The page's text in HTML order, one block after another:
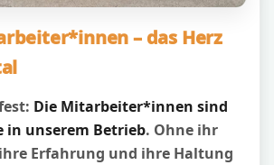
– das Herz
Die Mitarbeiter*innen sind
in unserem Betrieb. Ohne ihr
Erfahrung und ihre Haltung